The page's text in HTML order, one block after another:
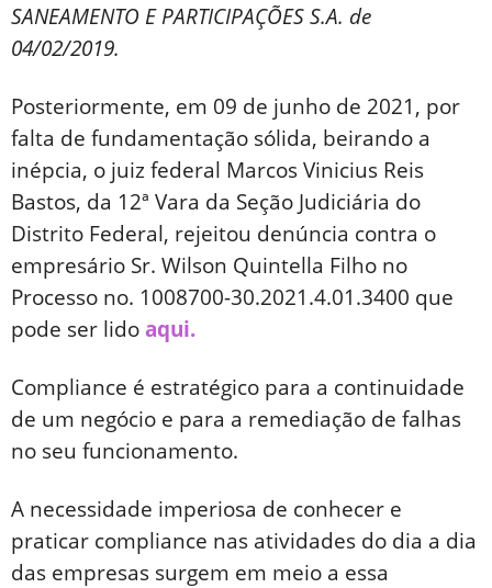
SANEAMENTO E PARTICIPAÇÕES S.A. de
04/02/2019.
Posteriormente, em 09 de junho de 2021, por
falta de fundamentação sólida, beirando a
inépcia, o juiz federal Marcos Vinicius Reis
Bastos, da 12ª Vara da Seção Judiciária do
Distrito Federal, rejeitou denúncia contra o
empresário Sr. Wilson Quintella Filho no
Processo no. 1008700-30.2021.4.01.3400 que
pode ser lidoaqui.
Compliance é estratégico para a continuidade
de um negócio e para a remediação de falhas
no seu funcionamento.
A necessidade imperiosa de conhecer e
praticar compliance nas atividades do dia a dia
das empresas surgem em meio a essa